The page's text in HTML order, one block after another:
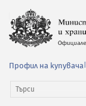
Профил на купувача